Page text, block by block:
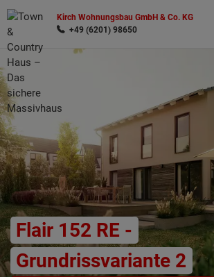
Kirch Wohnungsbau GmbH & Co. KG
+49 (6201) 98650
Flair 152 RE -
Grundrissvariante 2
Wonach möchten Sie